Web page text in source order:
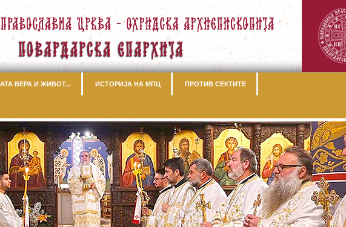
ВЕРА И ЖИВОТ... ИСТОРИЈА НА МПЦ ПРОТИВ СЕКТИТЕ